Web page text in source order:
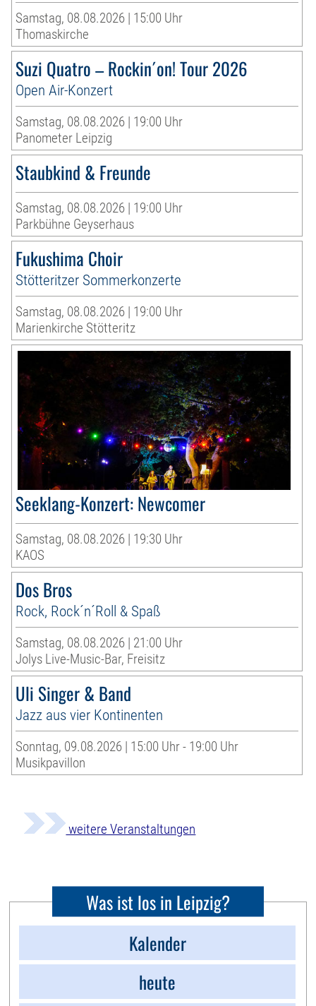
Samstag, 08.08.2026 | 15:00 Uhr
Thomaskirche
Suzi Quatro – Rockin´on! Tour 2026
Open Air-Konzert
Samstag, 08.08.2026 | 19:00 Uhr
Panometer Leipzig
Staubkind & Freunde
Samstag, 08.08.2026 | 19:00 Uhr
Parkbühne Geyserhaus
Fukushima Choir
Stötteritzer Sommerkonzerte
Samstag, 08.08.2026 | 19:00 Uhr
Marienkirche Stötteritz
Seeklang-Konzert: Newcomer
Samstag, 08.08.2026 | 19:30 Uhr
KAOS
Dos Bros
Rock, Rock´n´Roll & Spaß
Samstag, 08.08.2026 | 21:00 Uhr
Jolys Live-Music-Bar, Freisitz
Uli Singer & Band
Jazz aus vier Kontinenten
Sonntag, 09.08.2026 | 15:00 Uhr - 19:00 Uhr
Musikpavillon
weitere Veranstaltungen
Was ist los in Leipzig?
Kalender
heute